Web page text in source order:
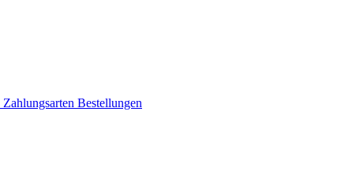
Zahlungsarten Bestellungen